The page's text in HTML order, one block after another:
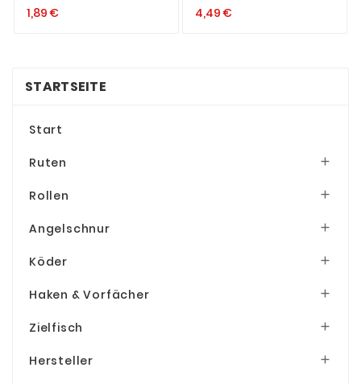
GEBUNDEN HAKEN
1,89 € RIG SPIRALE 1X7 9CM
4,49 €
STARTSEITE
Start
Ruten 
Rollen 
Angelschnur 
Köder 
Haken & Vorfächer 
Zielfisch 
Hersteller 